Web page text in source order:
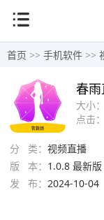
首页 >> 手机软件 >>
大小：
点击：
春
分 类： 视频直播
版 本： 1.0.8 最新版
发 布： 2024-10-04